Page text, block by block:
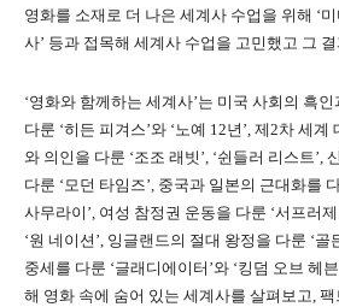
영화를 소재로 더 나은 세계사 수업을 위해 ‘미
사’ 등과 접목해 세계사 수업을 고민했고 그
‘영화와 함께하는 세계사’는 미국 사회의 흑
다룬 ‘히든 피겨스’와 ‘노예 12년’, 제2차 세
와 의인을 다룬 ‘조조 래빗’, ‘쉰들러 리스트’,
다룬 ‘모던 타임즈’, 중국과 일본의 근대화를
사무라이’, 여성 참정권 운동을 다룬 ‘서프러
‘원 네이션’, 잉글랜드의 절대 왕정을 다룬 ‘
중세를 다룬 ‘글래디에이터’와 ‘킹덤 오브 헤
해 영화 속에 숨어 있는 세계사를 살펴보고,